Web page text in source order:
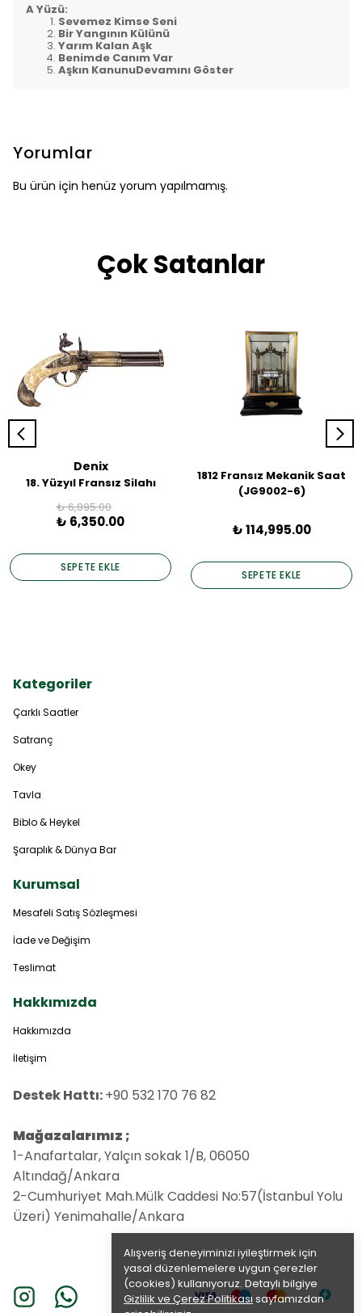
Alışveriş deneyiminizi iyileştirmek için
yasal düzenlemelere uygun çerezler
(cookies) kullanıyoruz. Detaylı bilgiye
Gizlilik ve Çerez Politikası sayfamızdan
A Yüzü:
Sevemez Kimse Seni
Bir Yangının Külünü
Yarım Kalan Aşk
Benimde Canım Var
Aşkın KanunuDevamını Göster
Yorumlar
Bu ürün için henüz yorum yapılmamış.
Çok Satanlar
Denix
18. Yüzyıl Fransız Silahı
₺ 6,895.00
₺ 6,350.00
SEPETE EKLE
1812 Fransız Mekanik Saat
(JG9002-6)
₺ 114,995.00
SEPETE EKLE
Kategoriler
Çarklı Saatler
Satranç
Okey
Tavla
Biblo & Heykel
Şaraplık & Dünya Bar
Kurumsal
Mesafeli Satış Sözleşmesi
İade ve Değişim
Teslimat
Hakkımızda
Hakkımızda
İletişim
Destek Hattı:+90 532 170 76 82
Mağazalarımız ;
1-Anafartalar, Yalçın sokak 1/B, 06050
Altındağ/Ankara
2-Cumhuriyet Mah.Mülk Caddesi No:57(İstanbul Yolu
Üzeri) Yenimahalle/Ankara